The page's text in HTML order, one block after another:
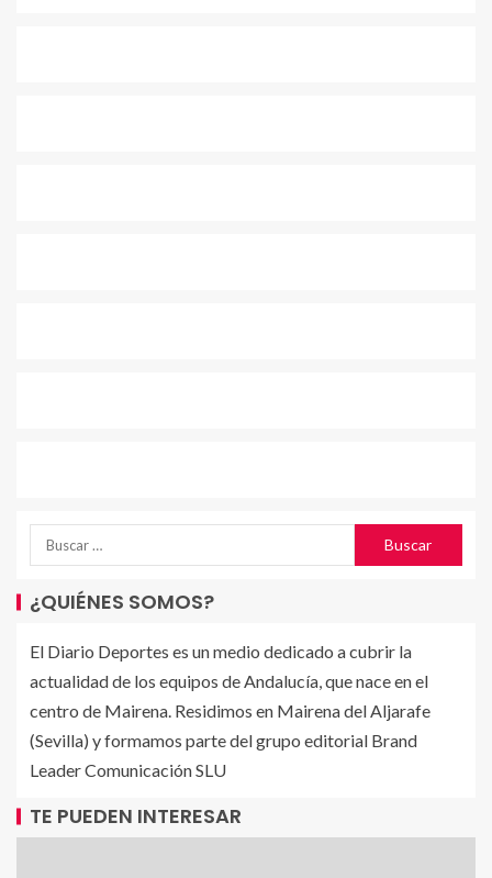
¿QUIÉNES SOMOS?
El Diario Deportes es un medio dedicado a cubrir la
actualidad de los equipos de Andalucía, que nace en el
centro de Mairena. Residimos en Mairena del Aljarafe
(Sevilla) y formamos parte del grupo editorial Brand
Leader Comunicación SLU
TE PUEDEN INTERESAR